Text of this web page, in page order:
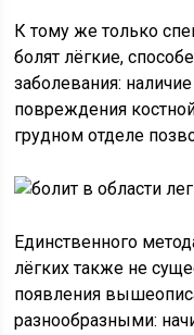
К тому же только
болят лёгкие,
заболевания:
повреждения
грудном отделе
Единственного
лёгких также не
появления
разнообразными: